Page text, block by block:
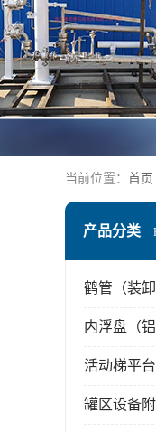
当前位置： 首页
产品分类
鹤管（装卸
内浮盘（
活动梯平
罐区设备